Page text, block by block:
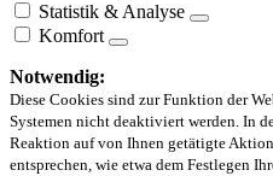
Statistik & Analyse
Komfort
Notwendig:
Diese Cookies sind zur Funktion der
Systemen nicht deaktiviert werden. In
Reaktion auf von Ihnen getätigte
entsprechen, wie etwa dem Festlegen